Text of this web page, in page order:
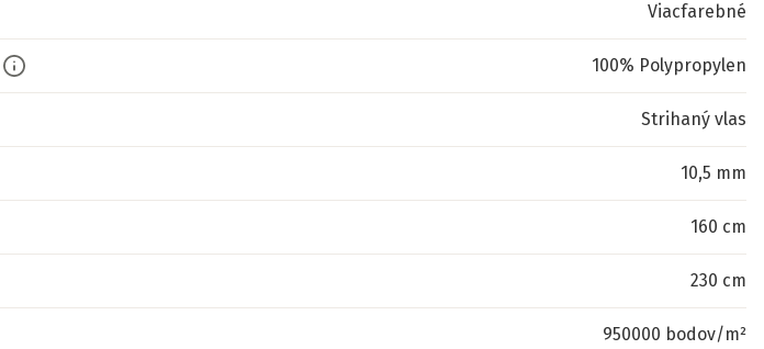
Viacfarebné
100% Polypropylen
Strihaný vlas
10,5 mm
160 cm
230 cm
950000 bodov/m²